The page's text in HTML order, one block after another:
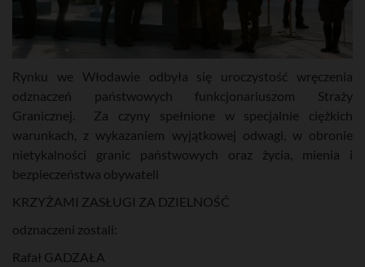
Rynku we Włodawie odbyła się uroczystość wręczenia
odznaczeń państwowych funkcjonariuszom Straży
Granicznej. Za czyny spełnione w specjalnie ciężkich
warunkach, z wykazaniem wyjątkowej odwagi, w obronie
nietykalności granic państwowych oraz życia, mienia i
bezpieczeństwa obywateli
KRZYŻAMI ZASŁUGI ZA DZIELNOŚĆ
odznaczeni zostali:
Rafał GADZAŁA